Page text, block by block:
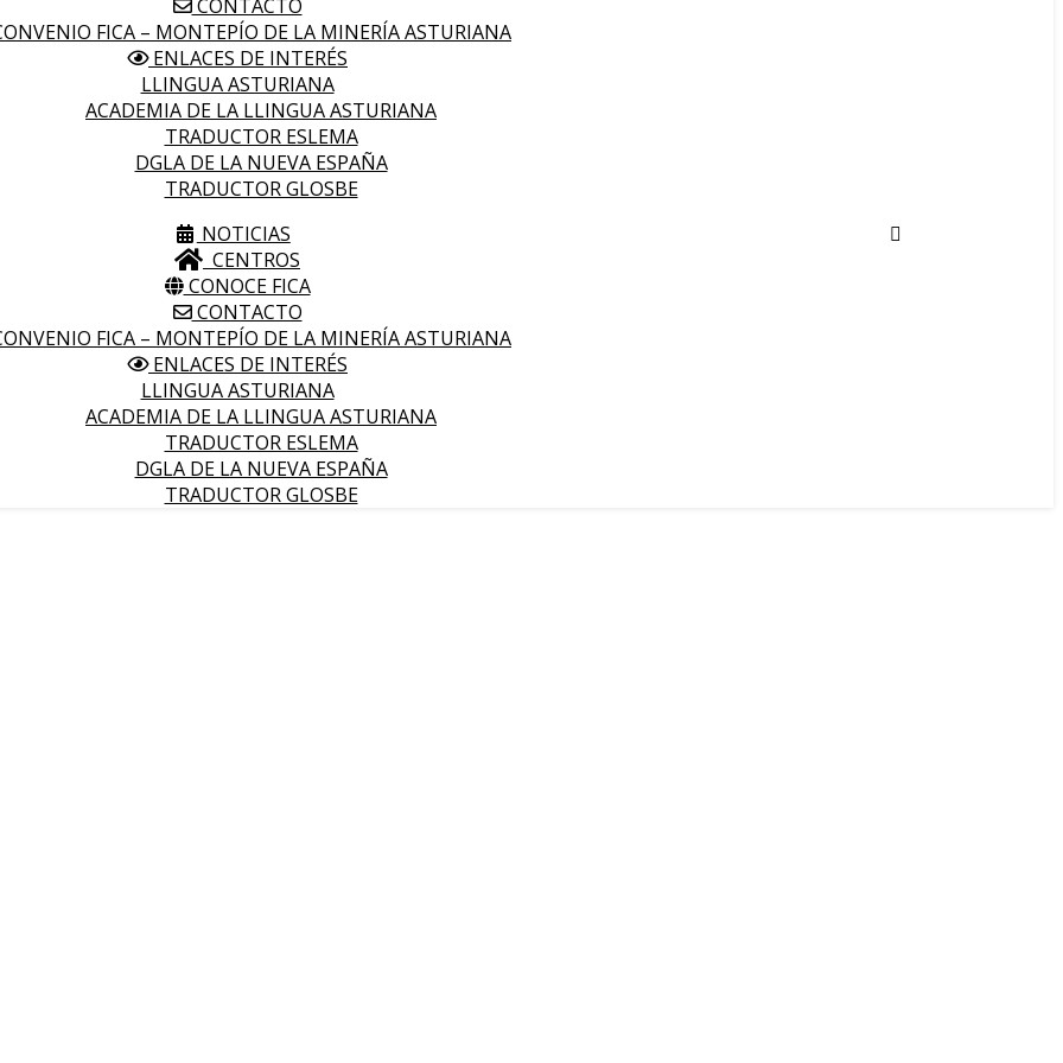
CONTACTO
FICA – MONTEPÍO DE LA MINERÍA ASTURIANA
ENLACES DE INTERÉS
LLINGUA ASTURIANA
ACADEMIA DE LA LLINGUA ASTURIANA
TRADUCTOR ESLEMA
DGLA DE LA NUEVA ESPAÑA
TRADUCTOR GLOSBE
NOTICIAS
CENTROS
CONOCE FICA
CONTACTO
FICA – MONTEPÍO DE LA MINERÍA ASTURIANA
ENLACES DE INTERÉS
LLINGUA ASTURIANA
ACADEMIA DE LA LLINGUA ASTURIANA
TRADUCTOR ESLEMA
DGLA DE LA NUEVA ESPAÑA
TRADUCTOR GLOSBE